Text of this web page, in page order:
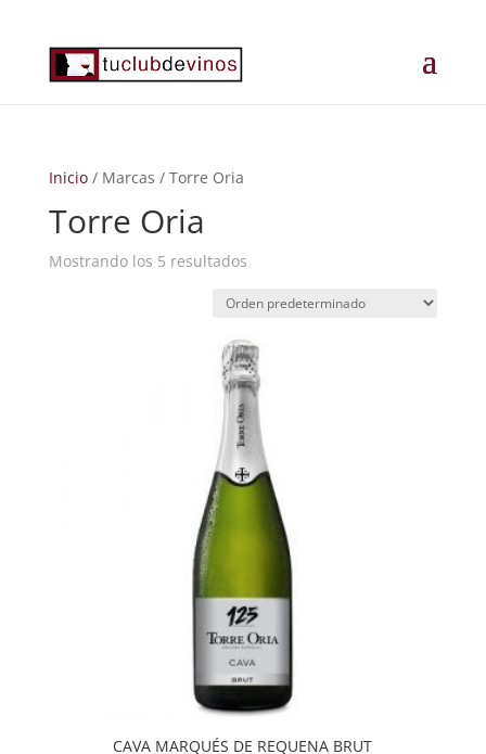
Inicio/ Marcas / Torre Oria
Torre Oria
Mostrando los 5 resultados
CAVA MARQUÉS DE REQUENA BRUT